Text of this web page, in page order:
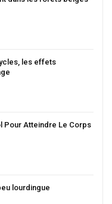
les effets
Pour Atteindre Le Corps
lourdingue